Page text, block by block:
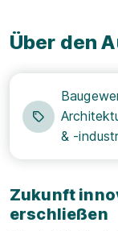
Über den
& -
Zukunft
erschließen